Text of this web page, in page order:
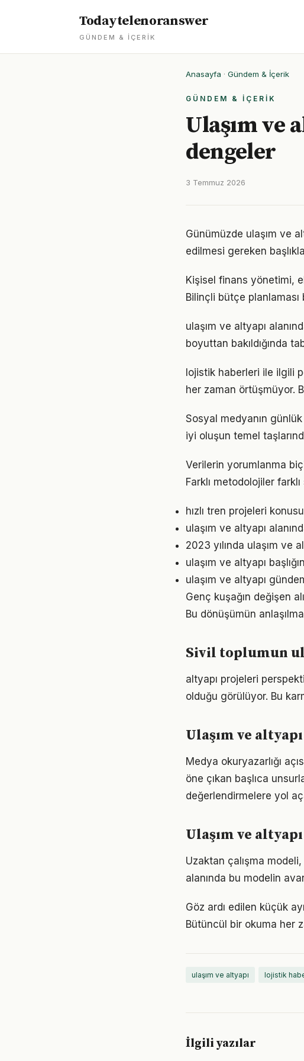
Todaytelenoranswer
GÜNDEM & İÇERIK
Anasayfa · Gündem & İçerik
GÜNDEM & İÇERIK
Ulaşım ve
dengeler
3 Temmuz 2026
Günümüzde ulaşım ve
edilmesi gereken
Kişisel finans yönetimi,
Bilinçli bütçe
ulaşım ve altyapı
boyuttan bakıldığında
lojistik haberleri ile ilgili
her zaman örtüşmüyor.
Sosyal medyanın
iyi oluşun temel
Verilerin yorumlanma
Farklı metodolojiler
hızlı tren projeleri
ulaşım ve altyapı
2023 yılında ulaşım ve
ulaşım ve altyapı
ulaşım ve altyapı
Genç kuşağın değişen
Bu dönüşümün
Sivil toplumun
altyapı projeleri
olduğu görülüyor. Bu
Ulaşım ve
Medya okuryazarlığı
öne çıkan başlıca
değerlendirmelere yol
Ulaşım ve
Uzaktan çalışma modeli,
alanında bu modelin
Göz ardı edilen küçük
Bütüncül bir okuma her
ulaşım ve altyapı lojistik
İlgili yazılar